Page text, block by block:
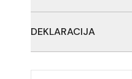
DEKLARACIJA
porekla: Narodna